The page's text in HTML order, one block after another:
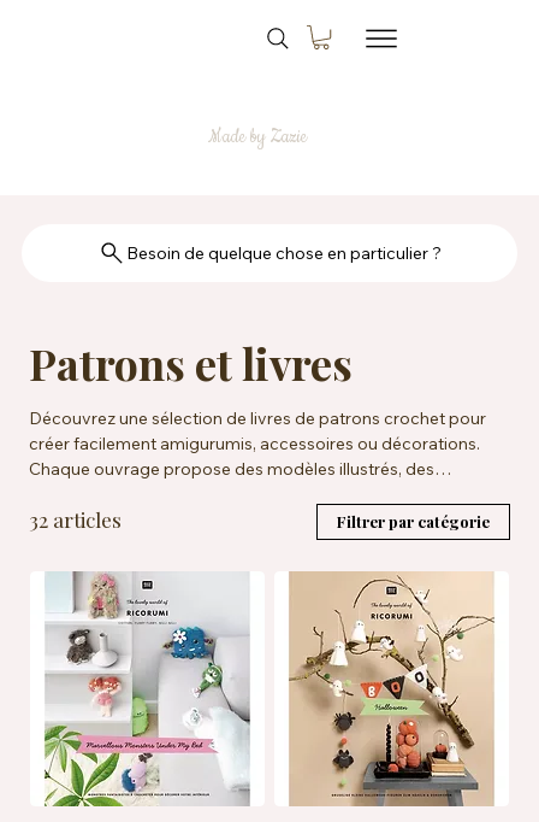
Made by Zazie
Patrons et livres
Découvrez une sélection de livres de patrons crochet pour
créer facilement amigurumis, accessoires ou décorations.
Chaque ouvrage propose des modèles illustrés, des
de tous niveaux. Idéal pour enrichir votre bibliothèque DIY.
32 articles Filtrer par catégorie
Besoin de quelque chose en particulier ?